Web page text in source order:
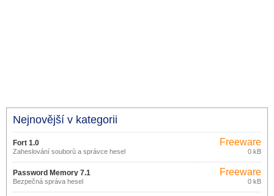
Nejnovější v kategorii
Fort 1.0
Zaheslování souborů a správce hesel
Freeware
0 kB
Password Memory 7.1
Bezpečná správa hesel
Freeware
0 kB